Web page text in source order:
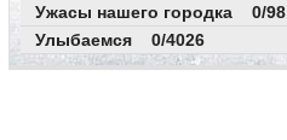
Ужасы нашего городка 0/98
Улыбаемся 0/4026